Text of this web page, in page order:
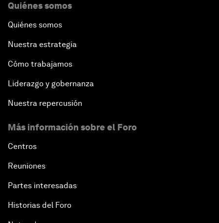
Quiénes somos
Quiénes somos
Nuestra estrategia
Cómo trabajamos
Liderazgo y gobernanza
Nuestra repercusión
Más información sobre el Foro
Centros
Reuniones
Partes interesadas
Historias del Foro